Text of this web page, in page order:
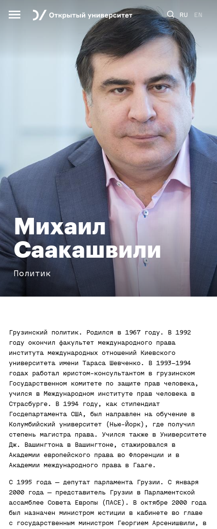
RU EN
Михаил
Саакашвили
Политик
Грузинский политик. Родился в 1967 году. В 1992
году окончил факультет международного права
института международных отношений Киевского
университета имени Тараса Шевченко. В 1993–1994
годах работал юристом-консультантом в грузинском
Государственном комитете по защите прав человека,
учился в Международном институте прав человека в
Страсбурге. В 1994 году, как стипендиат
Госдепартамента США, был направлен на обучение в
Колумбийский университет (Нью-Йорк), где получил
степень магистра права. Учился также в Университете
Дж. Вашингтона в Вашингтоне, стажировался в
Академии европейского права во Флоренции и в
Академии международного права в Гааге.
С 1995 года — депутат парламента Грузии. С января
2000 года — представитель Грузии в Парламентской
ассамблее Совета Европы (ПАСЕ). В октябре 2000 года
был назначен министром юстиции в кабинете во главе
с государственным министром Георгием Арсенишвили, в